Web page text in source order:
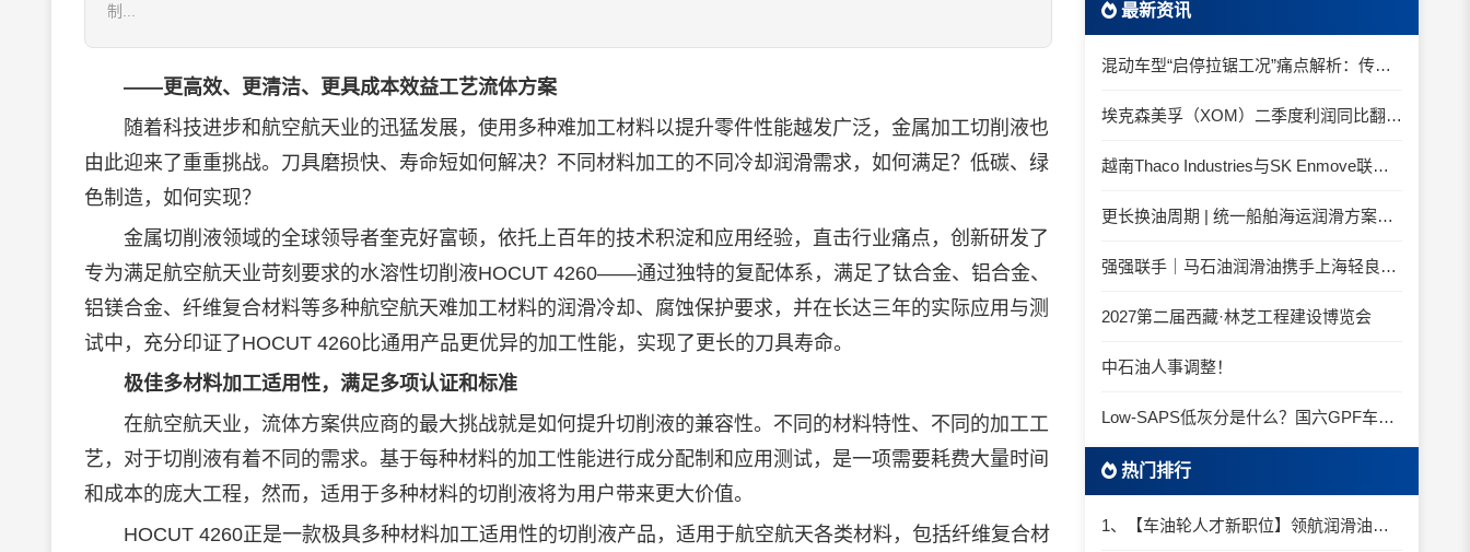
制...
——更高效、更清洁、更具成本效益工艺流体方案
随着科技进步和航空航天业的迅猛发展，使用多种难加工材料以提升零件性能越发广泛，金属加工切削液也
由此迎来了重重挑战。刀具磨损快、寿命短如何解决？不同材料加工的不同冷却润滑需求，如何满足？低碳、绿
色制造，如何实现？
金属切削液领域的全球领导者奎克好富顿，依托上百年的技术积淀和应用经验，直击行业痛点，创新研发了
专为满足航空航天业苛刻要求的水溶性切削液HOCUT 4260——通过独特的复配体系，满足了钛合金、铝合金、
铝镁合金、纤维复合材料等多种航空航天难加工材料的润滑冷却、腐蚀保护要求，并在长达三年的实际应用与测
试中，充分印证了HOCUT 4260比通用产品更优异的加工性能，实现了更长的刀具寿命。
极佳多材料加工适用性，满足多项认证和标准
在航空航天业，流体方案供应商的最大挑战就是如何提升切削液的兼容性。不同的材料特性、不同的加工工
艺，对于切削液有着不同的需求。基于每种材料的加工性能进行成分配制和应用测试，是一项需要耗费大量时间
和成本的庞大工程，然而，适用于多种材料的切削液将为用户带来更大价值。
HOCUT 4260正是一款极具多种材料加工适用性的切削液产品，适用于航空航天各类材料，包括纤维复合材
最新资讯
混动车型“启停拉锯工况”痛点解析：传统机油为何频繁出现油泥堆积？
埃克森美孚（XOM）二季度利润同比翻倍 创2022年以来新高
越南Thaco Industries与SK Enmove联手合作润滑油
更长换油周期 | 统一船舶海运润滑方案与你并肩征服海况运维考验
强强联手｜马石油润滑油携手上海轻良，共筑造纸装备润滑新生态
2027第二届西藏·林芝工程建设博览会
中石油人事调整！
Low-SAPS低灰分是什么？国六GPF车辆为什么必须用低灰油
热门排行
1、【车油轮人才新职位】领航润滑油优质职位招聘